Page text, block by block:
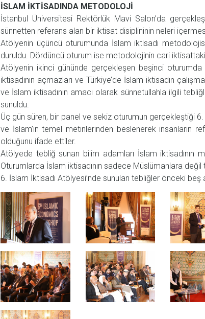
İSLAM İKTİSADINDA METODOLOJİ
İstanbul Üniversitesi Rektörlük Mavi Salon’da
sünnetten referans alan bir iktisat disiplininin neleri
Atölyenin üçüncü oturumunda İslam iktisadı
duruldu. Dördüncü oturum ise metodolojinin cari
Atölyenin ikinci gününde gerçekleşen beşinci oturumda
iktisadının açmazları ve Türkiye’de İslam iktisadın
ve İslam iktisadının amacı olarak sünnetullahla ilgili
sunuldu.
Üç gün süren, bir panel ve sekiz oturumun gerçekleştiği
ve İslam’ın temel metinlerinden beslenerek insanların
olduğunu ifade ettiler.
Atölyede tebliğ sunan bilim adamları İslam iktisadının
Oturumlarda İslam iktisadının sadece Müslümanlara
6. İslam İktisadı Atölyesi’nde sunulan tebliğler önceki